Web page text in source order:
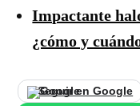
Impactante
¿cómo y
Seguir en Google